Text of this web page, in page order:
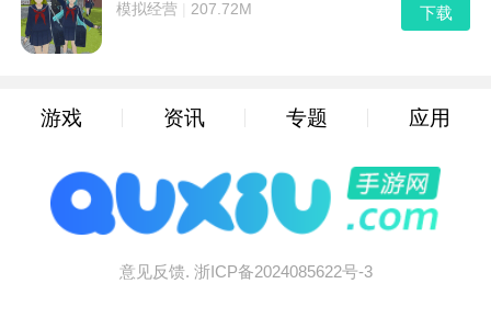
4.游戏里没有剧情也没有新手任务更没有任何规定的玩
法;
5.加入游戏可以自由的移动创造，感受来自这个游戏的
6.创造你的全新世界，创造更多的欢乐玩法每一个方块
你都可以随心所欲的摆放。
模拟经营 207.72M 下载
游戏 资讯 专题 应用
意见反馈. 浙ICP备2024085622号-3